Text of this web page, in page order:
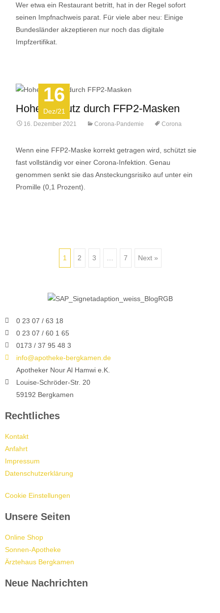
Wer etwa ein Restaurant betritt, hat in der Regel sofort
seinen Impfnachweis parat. Für viele aber neu: Einige
Bundesländer akzeptieren nur noch das digitale
Impfzertifikat.
16
Dez/21
Hoher Schutz durch FFP2-Masken
16. Dezember 2021 Corona-Pandemie Corona
Wenn eine FFP2-Maske korrekt getragen wird, schützt sie
fast vollständig vor einer Corona-Infektion. Genau
genommen senkt sie das Ansteckungsrisiko auf unter ein
Promille (0,1 Prozent).
1 2 3 7 Next »
0 23 07 / 63 18
0 23 07 / 60 1 65
0173 / 37 95 48 3
info@apotheke-bergkamen.de
Apotheker Nour Al Hamwi e.K.
Louise-Schröder-Str. 20
59192 Bergkamen
Rechtliches
Kontakt
Anfahrt
Impressum
Datenschutzerklärung
Cookie Einstellungen
Unsere Seiten
Online Shop
Sonnen-Apotheke
Ärztehaus Bergkamen
Neue Nachrichten